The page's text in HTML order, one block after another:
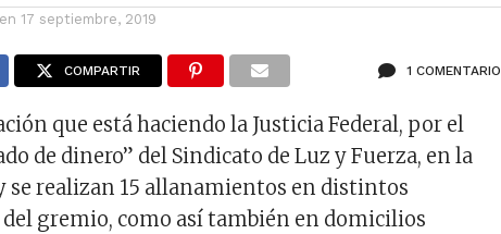
17 septiembre, 2019
COMPARTIR 1 COMENTARIO
que está haciendo la Justicia Federal, por el
de dinero” del Sindicato de Luz y Fuerza, en la
se realizan 15 allanamientos en distintos
gremio, como así también en domicilios